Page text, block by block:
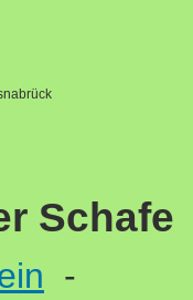
Schafe
-